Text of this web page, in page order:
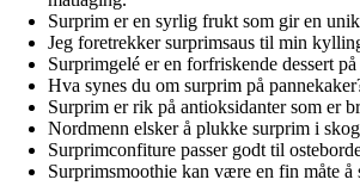
Surprim er en syrlig frukt som gir en
Jeg foretrekker surprimsaus til min
Surprimgelé er en forfriskende dessert på
Hva synes du om surprim på
Surprim er rik på antioksidanter som er
Nordmenn elsker å plukke surprim i
Surprimconfiture passer godt til
Surprimsmoothie kan være en fin måte å